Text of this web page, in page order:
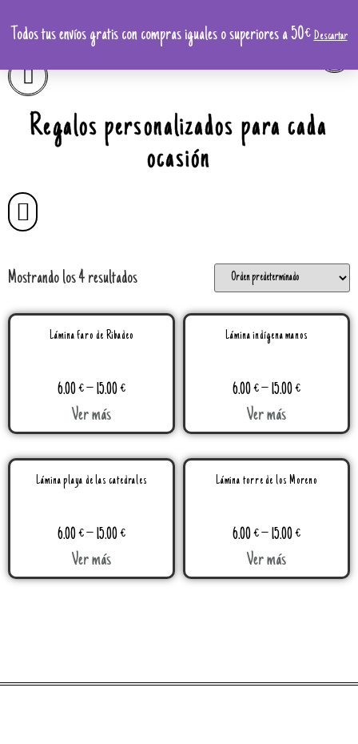
Regalos personalizados para cada
ocasión
Mostrando los 4 resultados
Lámina faro de Ribadeo
6.00€–15.00€
Ver más
Lámina indígena manos
6.00€–15.00€
Ver más
Lámina playa de las catedrales
6.00€–15.00€
Ver más
Lámina torre de los Moreno
6.00€–15.00€
Ver más
Todos tus envíos gratis con compras iguales o superiores a 50€Descartar